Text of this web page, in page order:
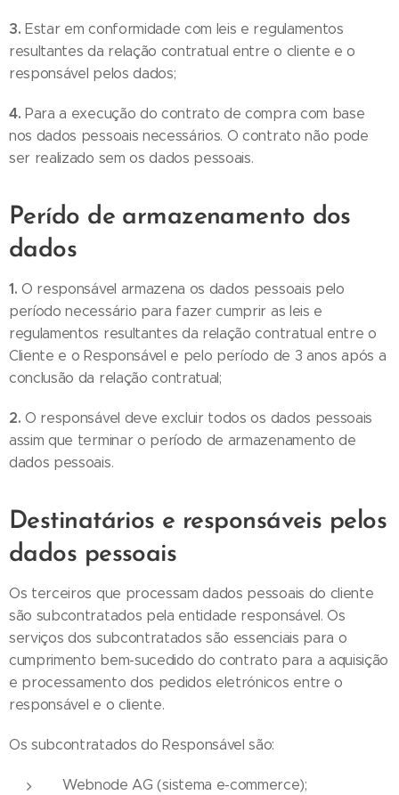
3.Estar em conformidade com leis e regulamentos
resultantes da relação contratual entre o cliente e o
responsável pelos dados;
4.Para a execução do contrato de compra com base
nos dados pessoais necessários. O contrato não pode
ser realizado sem os dados pessoais.
Perído de armazenamento dos
dados
1.O responsável armazena os dados pessoais pelo
período necessário para fazer cumprir as leis e
regulamentos resultantes da relação contratual entre o
Cliente e o Responsável e pelo período de 3 anos após a
conclusão da relação contratual;
2.O responsável deve excluir todos os dados pessoais
assim que terminar o período de armazenamento de
dados pessoais.
Destinatários e responsáveis pelos
dados pessoais
Os terceiros que processam dados pessoais do cliente
são subcontratados pela entidade responsável. Os
serviços dos subcontratados são essenciais para o
cumprimento bem-sucedido do contrato para a aquisição
e processamento dos pedidos eletrónicos entre o
responsável e o cliente.
Os subcontratados do Responsável são:
Webnode AG (sistema e-commerce);